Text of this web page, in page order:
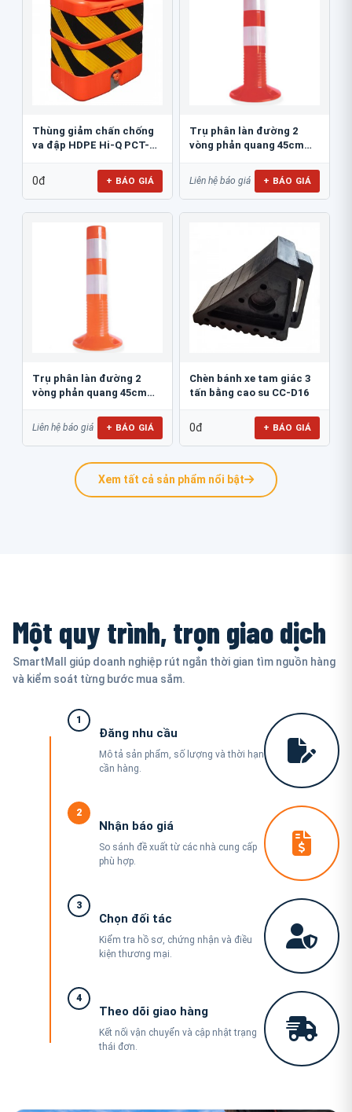
Thùng giảm chấn chống
va đập HDPE Hi-Q PCT-
0đ + BÁO GIÁ
Trụ phân làn đường 2
vòng phản quang 45cm
Liên hệ báo giá + BÁO GIÁ
Trụ phân làn đường 2
vòng phản quang 45cm
Liên hệ báo giá + BÁO GIÁ
Chèn bánh xe tam giác 3
tấn bằng cao su CC-D16
0đ + BÁO GIÁ
Xem tất cả sản phẩm nổi bật
Một quy trình, trọn giao dịch
SmartMall giúp doanh nghiệp rút ngắn thời gian tìm nguồn hàng
và kiểm soát từng bước mua sắm.
1
Đăng nhu cầu
Mô tả sản phẩm, số lượng và thời hạn
cần hàng.
2
Nhận báo giá
So sánh đề xuất từ các nhà cung cấp
phù hợp.
3
Chọn đối tác
Kiểm tra hồ sơ, chứng nhận và điều
kiện thương mại.
4
Theo dõi giao hàng
Kết nối vận chuyển và cập nhật trạng
thái đơn.